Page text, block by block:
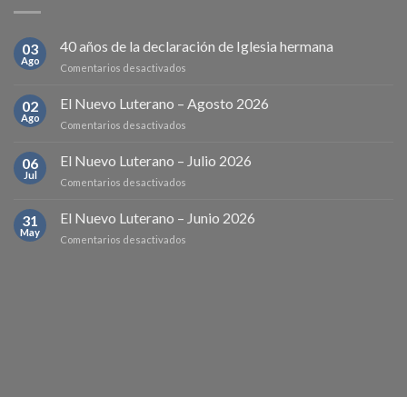
03
Ago
40 años de la declaración de Iglesia hermana
Comentarios desactivados
años
de
de
02
Ago
El Nuevo Luterano – Agosto 2026
Comentarios desactivados
Nuevo
Luterano
2026
06
Jul
El Nuevo Luterano – Julio 2026
Comentarios desactivados
Nuevo
Luterano
31
May
El Nuevo Luterano – Junio 2026
Comentarios desactivados